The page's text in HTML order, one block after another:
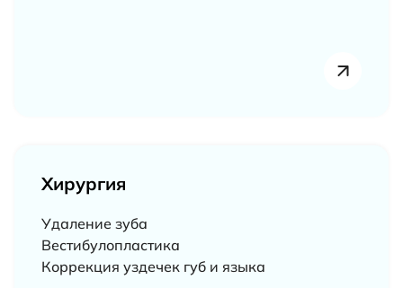
Хирургия
Удаление зуба
Вестибулопластика
Коррекция уздечек губ и языка